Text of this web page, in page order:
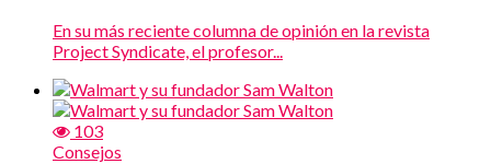
En su más reciente columna de opinión en la revista
Project Syndicate, el profesor...
103
Consejos